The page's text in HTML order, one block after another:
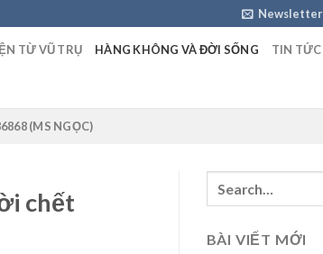
Newsletter
TỪ VŨ TRỤ HÀNG KHÔNG VÀ ĐỜI SỐNG TIN TỨC
(MS NGỌC)
chết
BÀI VIẾT MỚI